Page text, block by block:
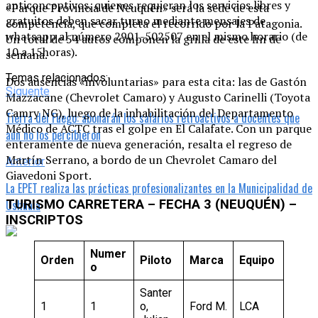
anticonceptivos, quienes requieran los servicios libres y
gratuitos deben sacar turno mediante mensajes de
whatsapp al número 2901-502507 en el mismo horario (de
10 a 15horas).
Temas relacionados:
Siguente
Tierra del Fuego: abonarán los salarios retroactivos a docentes que
aún no los percibieron
Anterior
La EPET realiza las prácticas profesionalizantes en la Municipalidad de
Ushuaia
«Parque Provincia de Neuquén» será la sede de esta
competencia, que completa el recorrido por la Patagonia.
Un total de 54 autos componen la grilla de este fin de
semana.
Dos ausencias «involuntarias» para esta cita: las de Gastón
Mazzacane (Chevrolet Camaro) y Augusto Carinelli (Toyota
Camry NG), luego de la inhabilitación del Departamento
Médico de ACTC tras el golpe en El Calafate. Con un parque
enteramente de nueva generación, resalta el regreso de
Martín Serrano, a bordo de un Chevrolet Camaro del
Giavedoni Sport.
TURISMO CARRETERA – FECHA 3 (NEUQUÉN) –
INSCRIPTOS
Orden
Numer
o
Piloto Marca Equipo
1 1
Santer
o,
Ford M. LCA